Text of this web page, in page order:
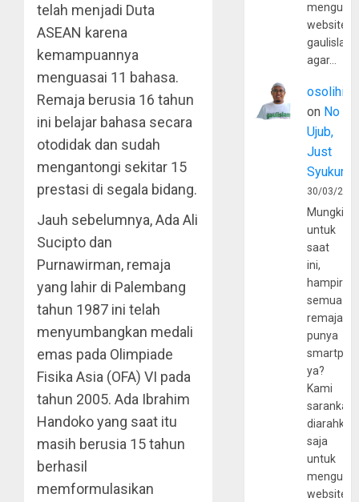
telah menjadi Duta
ASEAN karena
kemampuannya
menguasai 11 bahasa.
Remaja berusia 16 tahun
ini belajar bahasa secara
otodidak dan sudah
mengantongi sekitar 15
prestasi di segala bidang.
Jauh sebelumnya, Ada Ali
Sucipto dan
Purnawirman, remaja
yang lahir di Palembang
tahun 1987 ini telah
menyumbangkan medali
emas pada Olimpiade
Fisika Asia (OFA) VI pada
tahun 2005. Ada Ibrahim
Handoko yang saat itu
masih berusia 15 tahun
berhasil
memformulasikan
website
agar…
osolihin
on No
Ujub,
Just
Syukur
30/03/
Mungkin
untuk
saat
ini,
hampir
semua
remaja
punya
ya?
Kami
sarankan,
diarahkan
saja
untuk
website